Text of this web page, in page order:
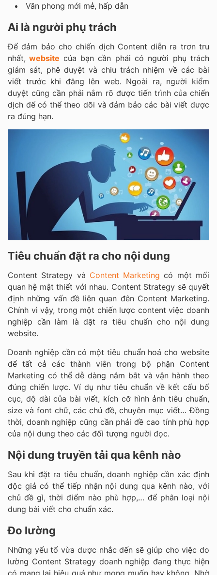
Văn phong mới mẻ, hấp dẫn
Ai là người phụ trách
Để đảm bảo cho chiến dịch Content diễn ra trơn tru
nhất, website của bạn cần phải có người phụ trách
giám sát, phê duyệt và chiu trách nhiệm về các bài
viết trước khi đăng lên web. Ngoài ra, người kiểm
duyệt cũng cần phải nắm rõ được tiến trình của chiến
dịch để có thể theo dõi và đảm bảo các bài viết được
ra đúng hạn.
Tiêu chuẩn đặt ra cho nội dung
Content Strategy và Content Marketingcó một mối
quan hệ mật thiết với nhau. Content Strategy sẽ quyết
định những vấn đề liên quan đên Content Marketing.
Chính vì vậy, trong một chiến lược content việc doanh
nghiệp cần làm là đặt ra tiêu chuẩn cho nội dung
website.
Doanh nghiệp cần có một tiêu chuẩn hoá cho website
để tất cả các thành viên trong bộ phận Content
Marketing có thể dễ dàng nắm bắt và vận hành theo
đúng chiến lược. Ví dụ như tiêu chuẩn về kết cấu bố
cục, độ dài của bài viết, kích cỡ hình ảnh tiêu chuẩn,
size và font chữ, các chủ đề, chuyên mục viết… Đồng
thời, doanh nghiệp cũng cần phải đề cao tính phù hợp
của nội dung theo các đối tượng người đọc.
Nội dung truyền tải qua kênh nào
Sau khi đặt ra tiêu chuẩn, doanh nghiệp cần xác định
độc giả có thể tiếp nhận nội dung qua kênh nào, với
chủ đề gì, thời điểm nào phù hợp,… để phân loại nội
dung bài viết cho chuẩn xác.
Đo lường
Những yếu tố vừa được nhắc đến sẽ giúp cho việc đo
lường Content Strategy doanh nghiệp đang thực hiện
có mang lại hiệu quả như mong muốn hay không. Nhờ